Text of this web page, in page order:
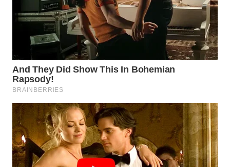
NIAS
WN
LANGKAT
WN
TAPANULI
SELATAN
WN
TANJUNG
LESUNG